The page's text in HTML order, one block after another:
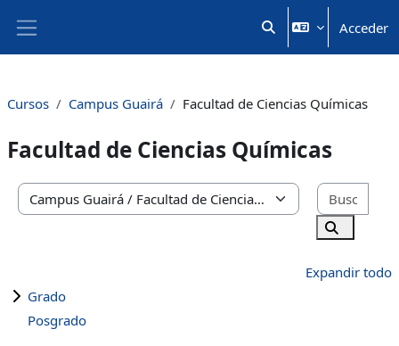
Selector de búsqueda
Acceder
Cursos Campus Guairá Facultad de Ciencias Químicas
Facultad de Ciencias Químicas
Categorías
Buscar
Expandir todo
Grado
Posgrado